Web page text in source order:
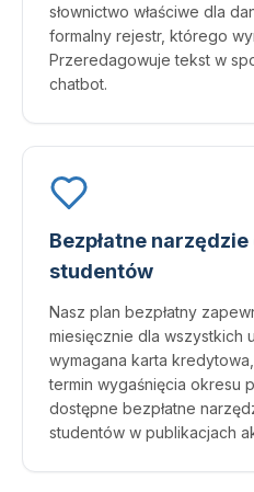
słownictwo właściwe dla
formalny rejestr, którego
Przeredagowuje tekst w
chatbot.
Bezpłatne
studentów
Nasz plan bezpłatny
miesięcznie dla wszystkich
wymagana karta
termin wygaśnięcia okresu
dostępne bezpłatne
studentów w publikacjach